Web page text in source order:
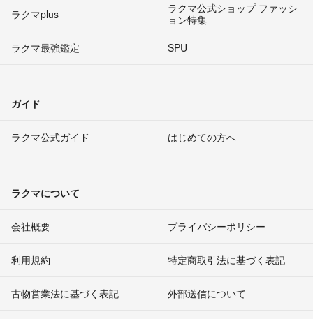
ラクマplus
ラクマ公式ショップ ファッシ
ョン特集
ラクマ最強鑑定
SPU
ガイド
ラクマ公式ガイド はじめての方へ
ラクマについて
会社概要 プライバシーポリシー
利用規約 特定商取引法に基づく表記
古物営業法に基づく表記 外部送信について